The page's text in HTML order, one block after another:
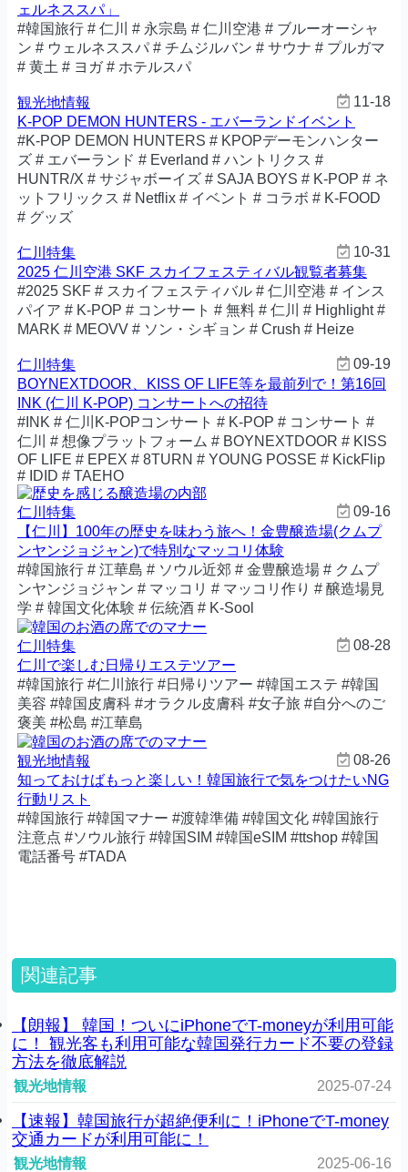
ェルネススパ」
#韓国旅行 # 仁川 # 永宗島 # 仁川空港 # ブルーオーシャ
ン # ウェルネススパ # チムジルバン # サウナ # プルガマ
# 黄土 # ヨガ # ホテルスパ
観光地情報
11-18
K-POP DEMON HUNTERS - エバーランドイベント
#K-POP DEMON HUNTERS # KPOPデーモンハンター
ズ # エバーランド # Everland # ハントリクス #
HUNTR/X # サジャボーイズ # SAJA BOYS # K-POP # ネ
ットフリックス # Netflix # イベント # コラボ # K-FOOD
# グッズ
仁川特集
10-31
2025 仁川空港 SKF スカイフェスティバル観覧者募集
#2025 SKF # スカイフェスティバル # 仁川空港 # インス
パイア # K-POP # コンサート # 無料 # 仁川 # Highlight #
MARK # MEOVV # ソン・シギョン # Crush # Heize
仁川特集
09-19
BOYNEXTDOOR、KISS OF LIFE等を最前列で！第16回
INK (仁川 K-POP) コンサートへの招待
#INK # 仁川K-POPコンサート # K-POP # コンサート #
仁川 # 想像プラットフォーム # BOYNEXTDOOR # KISS
OF LIFE # EPEX # 8TURN # YOUNG POSSE # KickFlip
# IDID # TAEHO
仁川特集
09-16
【仁川】100年の歴史を味わう旅へ！金豊醸造場(クムプ
ンヤンジョジャン)で特別なマッコリ体験
#韓国旅行 # 江華島 # ソウル近郊 # 金豊醸造場 # クムプ
ンヤンジョジャン # マッコリ # マッコリ作り # 醸造場見
学 # 韓国文化体験 # 伝統酒 # K-Sool
仁川特集
08-28
仁川で楽しむ日帰りエステツアー
#韓国旅行 #仁川旅行 #日帰りツアー #韓国エステ #韓国
美容 #韓国皮膚科 #オラクル皮膚科 #女子旅 #自分へのご
褒美 #松島 #江華島
観光地情報
08-26
知っておけばもっと楽しい！韓国旅行で気をつけたいNG
行動リスト
#韓国旅行 #韓国マナー #渡韓準備 #韓国文化 #韓国旅行
注意点 #ソウル旅行 #韓国SIM #韓国eSIM #ttshop #韓国
電話番号 #TADA
関連記事
【朗報】 韓国！ついにiPhoneでT-moneyが利用可能
に！ 観光客も利用可能な韓国発行カード不要の登録
方法を徹底解説
観光地情報 2025-07-24
【速報】韓国旅行が超絶便利に！iPhoneでT-money
交通カードが利用可能に！
観光地情報 2025-06-16